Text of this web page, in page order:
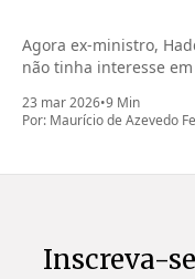
Agora ex-ministro,
não tinha interesse
23 mar 2026•9 Min
Por: Maurício de Azevedo
Inscreva-